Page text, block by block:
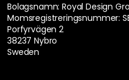
Bolagsnamn: Royal Design
Momsregistreringsnummer:
Porfyrvägen 2
38237 Nybro
Sweden